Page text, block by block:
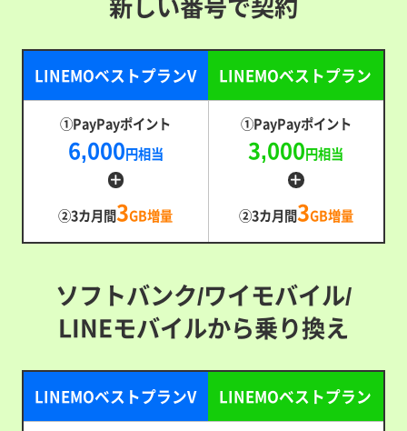
LINEMOベストプランV LINEMOベストプラン
①PayPayポイント
6,000円相当
②3カ月間3GB増量
①PayPayポイント
3,000円相当
②3カ月間3GB増量
ソフトバンク/ワイモバイル/
LINEモバイルから乗り換え
LINEMOベストプランV LINEMOベストプラン